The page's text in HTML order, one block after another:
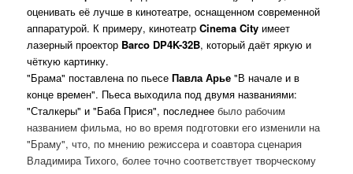
оценивать её лучше в кинотеатре, оснащенном современной
аппаратурой. К примеру, кинотеатр Cinema City имеет
лазерный проектор Barco DP4K-32B, который даёт яркую и
чёткую картинку.
"Брама" поставлена по пьесеПавла Арье "В начале и в
конце времен". Пьеса выходила под двумя названиями:
"Сталкеры" и "Баба Прися", последнее было рабочим
названием фильма, но во время подготовки его изменили на
"Браму", что, по мнению режиссера и соавтора сценария
Владимира Тихого, более точно соответствует творческому